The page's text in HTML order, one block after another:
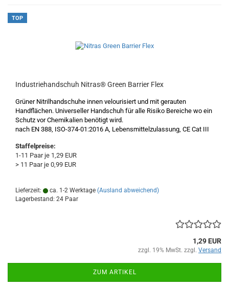
TOP
Industriehandschuh Nitras® Green Barrier Flex
Grüner Nitrilhandschuhe innen velourisiert und mit gerauten
Handflächen. Universeller Handschuh für alle Risiko Bereiche wo ein
Schutz vor Chemikalien benötigt wird.
nach EN 388, ISO-374-01:2016 A, Lebensmittelzulassung, CE Cat III
Staffelpreise:
1-11 Paar je 1,29 EUR
> 11 Paar je 0,99 EUR
Lieferzeit: ca. 1-2 Werktage (Ausland abweichend)
Lagerbestand: 24 Paar
1,29 EUR
zzgl. 19% MwSt. zzgl. Versand
ZUM ARTIKEL